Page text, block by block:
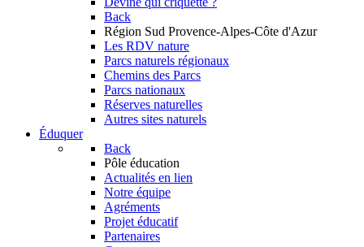
Back
Région Sud Provence-Alpes-Côte d'Azur
Les RDV nature
Parcs naturels régionaux
Chemins des Parcs
Parcs nationaux
Réserves naturelles
Autres sites naturels
Éduquer
Back
Pôle éducation
Actualités en lien
Notre équipe
Agréments
Projet éducatif
Partenaires